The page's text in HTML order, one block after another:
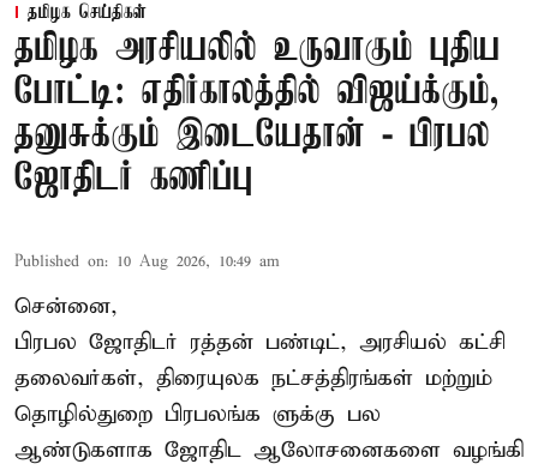
தமிழக செய்திகள்
தமிழக அரசியலில் உருவாகும் புதிய
போட்டி: எதிர்காலத்தில் விஜய்க்கும்,
தனுசுக்கும் இடையேதான் - பிரபல
ஜோதிடர் கணிப்பு
Published on: 10 Aug 2026, 10:49 am
சென்னை,
பிரபல ஜோதிடர் ரத்தன் பண்டிட், அரசியல் கட்சி
தலைவர்கள், திரையுலக நட்சத்திரங்கள் மற்றும்
தொழில்துறை பிரபலங்க ளுக்கு பல
ஆண்டுகளாக ஜோதிட ஆலோசனைகளை வழங்கி